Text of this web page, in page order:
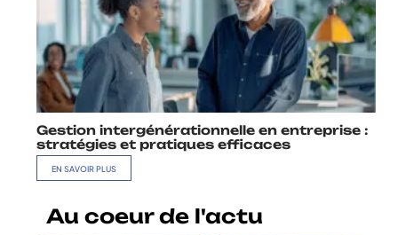
Gestion intergénérationnelle en entreprise :
stratégies et pratiques efficaces
EN SAVOIR PLUS
Au coeur de l'actu